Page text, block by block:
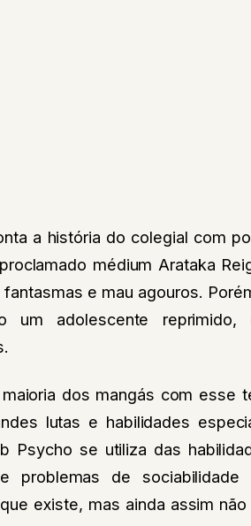
a história do colegial com
médium Arataka
fantasmas e mau agouros.
um adolescente
maioria dos mangás com esse
lutas e habilidades
Psycho se utiliza das
e problemas de
existe, mas ainda assim